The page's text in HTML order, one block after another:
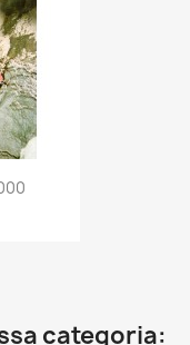
categoria: